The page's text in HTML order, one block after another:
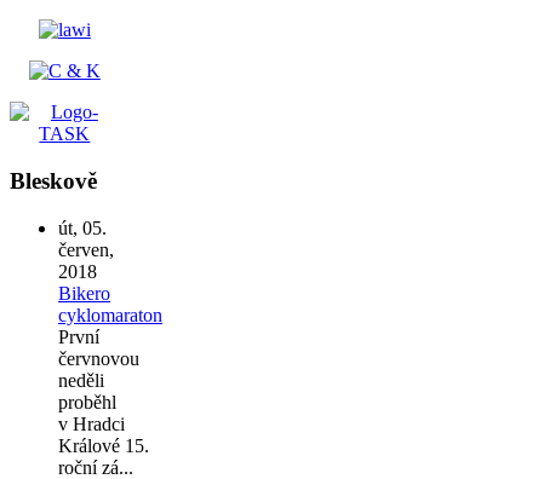
Bleskově
út, 05.
červen,
2018
Bikero
cyklomaraton
První
červnovou
neděli
proběhl
v Hradci
Králové 15.
roční zá...